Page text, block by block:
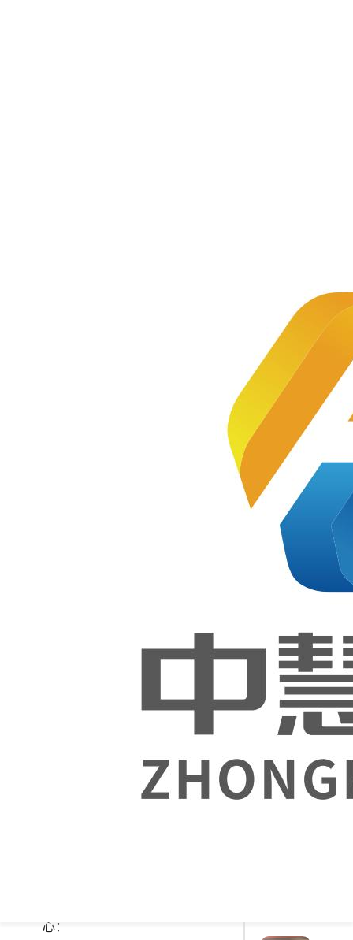
局、公安厅（局）、民政厅
（局）、市场监管局、新闻出版
心：
团签约
世界技
能组织
全球行
业合作
伙伴！
中慧集
团与环
县职业
中等专
业学校
协议！
腾讯云
兼腾讯
教育副